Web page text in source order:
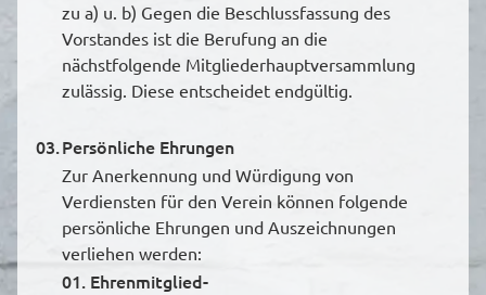
zu a) u. b) Gegen die Beschlussfassung des
Vorstandes ist die Berufung an die
nächstfolgende Mitgliederhauptversammlung
zulässig. Diese entscheidet endgültig.
03.Persönliche Ehrungen
Zur Anerkennung und Würdigung von
Verdiensten für den Verein können folgende
persönliche Ehrungen und Auszeichnungen
verliehen werden:
01. Ehrenmitglied-